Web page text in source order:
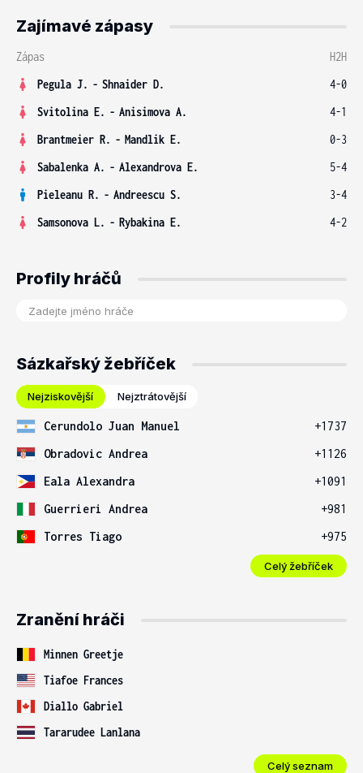
Zajímavé zápasy
Zápas
H2H
Pegula J. - Shnaider D.
4-0
Svitolina E. - Anisimova A.
4-1
Brantmeier R. - Mandlik E.
0-3
Sabalenka A. - Alexandrova E.
5-4
Pieleanu R. - Andreescu S.
3-4
Samsonova L. - Rybakina E. 4-2
Profily hráčů
Sázkařský žebříček
Nejziskovější Nejztrátovější
Cerundolo Juan Manuel
+1737
Obradovic Andrea
+1126
Eala Alexandra
+1091
Guerrieri Andrea
+981
Torres Tiago
+975
Celý žebříček
Zranění hráči
Minnen Greetje
Tiafoe Frances
Diallo Gabriel
Tararudee Lanlana
Celý seznam